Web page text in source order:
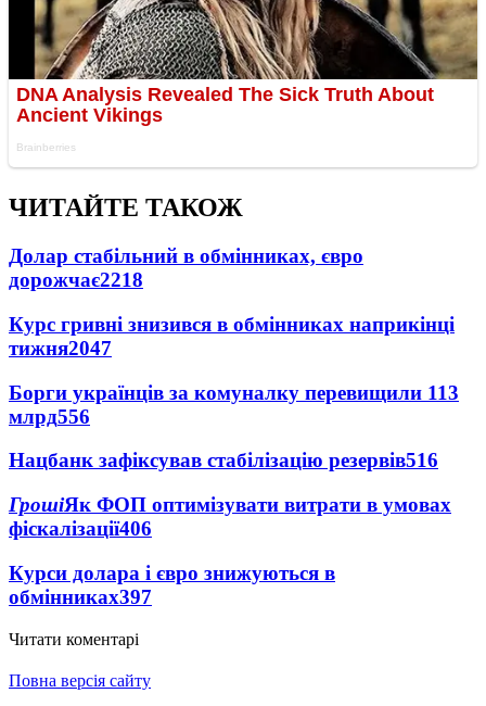
ЧИТАЙТЕ ТАКОЖ
Долар стабільний в обмінниках, євро
дорожчає2218
Курс гривні знизився в обмінниках наприкінці
тижня2047
Борги українців за комуналку перевищили 113
млрд556
Нацбанк зафіксував стабілізацію резервів516
ГрошіЯк ФОП оптимізувати витрати в умовах
фіскалізації406
Курси долара і євро знижуються в
обмінниках397
Читати коментарі
Повна версія сайту